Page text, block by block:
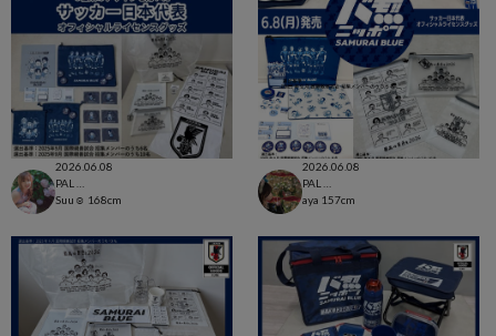
2026.06.08
Suu☺︎ 168cm
2026.06.08
aya 157cm